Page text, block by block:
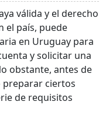
válida y el derecho
el país, puede
en Uruguay para
y solicitar una
obstante, antes de
preparar ciertos
de requisitos